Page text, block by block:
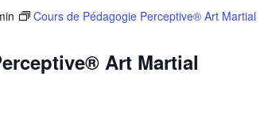
Art Martial
Cours de Pédagogie Perceptive® Art Martial